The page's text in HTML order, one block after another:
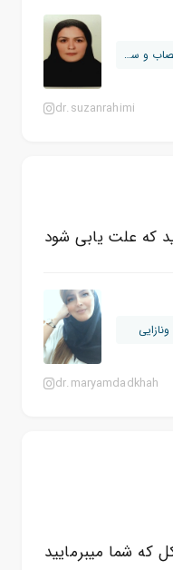
متخصص بیماری های مغز و اعصاب و ستون ف...
dr.suzanrahimi
که علت یابی شود
dr.maryamdadkhah
که شما میبرمایید